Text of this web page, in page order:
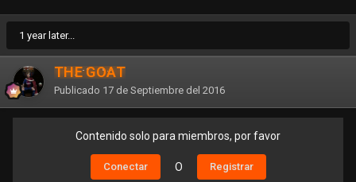
1 year later...
THE GOAT
Publicado 17 de Septiembre del 2016
Contenido solo para miembros, por favor
Conectar O Registrar